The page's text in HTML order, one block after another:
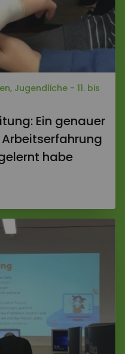
Jugendliche - 11. bis
Ein genauer
habe